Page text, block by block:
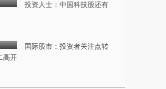
投资人士：中国科技股还有
国际股市：投资者关注点转
高开